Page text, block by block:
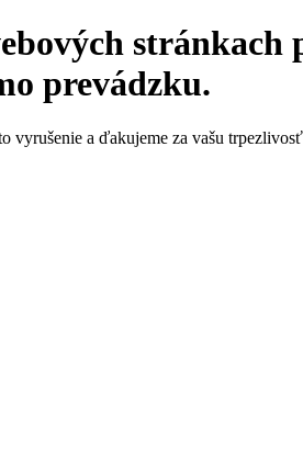
stránkach
prevádzku.
vyrušenie a ďakujeme za vašu